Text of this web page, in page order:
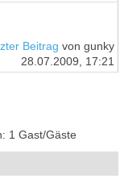
Beitrag von gunky
28.07.2009, 17:21
1 Gast/Gäste